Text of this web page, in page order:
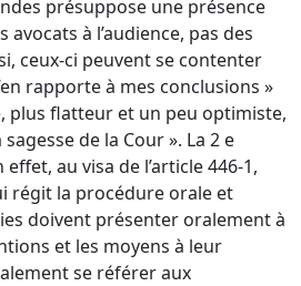
présuppose une présence
à l’audience, pas des
ceux-ci peuvent se contenter
rapporte à mes conclusions »
plus flatteur et un peu optimiste,
de la Cour ». La 2 e
au visa de l’article 446-1,
régit la procédure orale et
doivent présenter oralement à
et les moyens à leur
se référer aux